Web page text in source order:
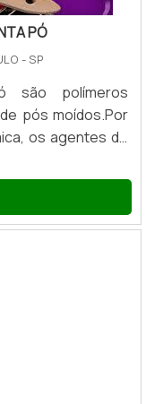
PÓ
- SP
são polímeros
pós moídos.Por
os agentes de
“mateante”
materiais de
o